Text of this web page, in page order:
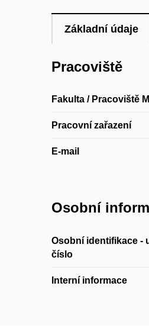
Základní údaje
Pracoviště
Fakulta / Pracoviště
Pracovní zařazení
E-mail
Osobní
Osobní identifikace -
číslo
Interní informace